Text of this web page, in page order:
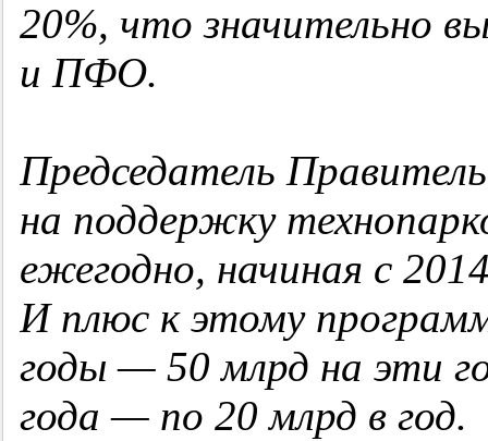
20%, что значительно
и ПФО.
Председатель
на поддержку
ежегодно, начиная с
И плюс к этому
годы — 50 млрд на эти
года — по 20 млрд в год.